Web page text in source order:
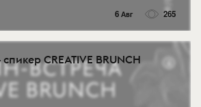
6 Авг 265
CREATIVE BRUNCH